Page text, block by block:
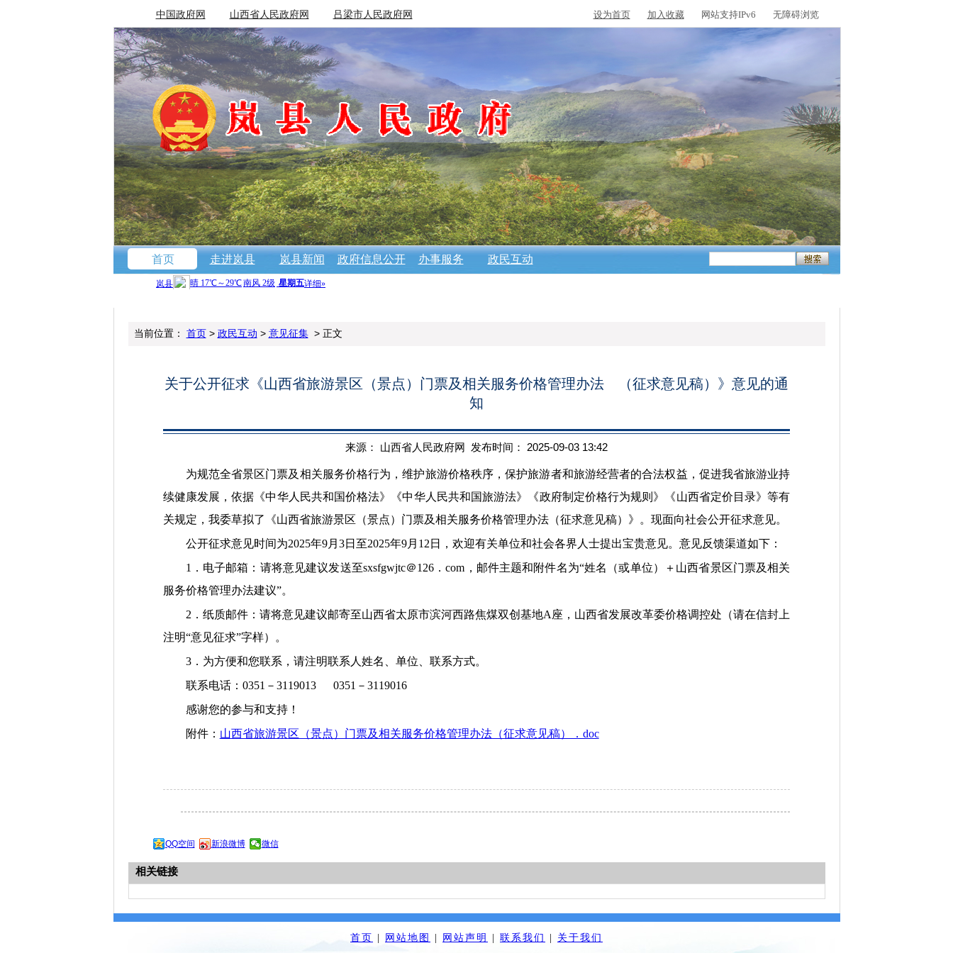
中国政府网 山西省人民政府网 吕梁市人民政府网 设为首页 加入收藏 网站支持IPv6 无障碍浏览
首页 走进岚县 岚县新闻 政府信息公开 办事服务 政民互动
当前位置： 首页> 政民互动 > 意见征集> 正文
关于公开征求《山西省旅游景区（景点）门票及相关服务价格管理办法 （征求意见稿）》意见的通
知
来源： 山西省人民政府网 发布时间： 2025-09-03 13:42
为规范全省景区门票及相关服务价格行为，维护旅游价格秩序，保护旅游者和旅游经营者的合法权益，促进我省旅游业持
续健康发展，依据《中华人民共和国价格法》《中华人民共和国旅游法》《政府制定价格行为规则》《山西省定价目录》等有
关规定，我委草拟了《山西省旅游景区（景点）门票及相关服务价格管理办法（征求意见稿）》。现面向社会公开征求意见。
公开征求意见时间为2025年9月3日至2025年9月12日，欢迎有关单位和社会各界人士提出宝贵意见。意见反馈渠道如下：
1．电子邮箱：请将意见建议发送至sxsfgwjtc＠126．com，邮件主题和附件名为“姓名（或单位）＋山西省景区门票及相关
服务价格管理办法建议”。
2．纸质邮件：请将意见建议邮寄至山西省太原市滨河西路焦煤双创基地A座，山西省发展改革委价格调控处（请在信封上
注明“意见征求”字样）。
3．为方便和您联系，请注明联系人姓名、单位、联系方式。
联系电话：0351－3119013 0351－3119016
感谢您的参与和支持！
附件： 山西省旅游景区（景点）门票及相关服务价格管理办法（征求意见稿）．doc
QQ空间 新浪微博 微信
相关链接
首页 网站地图 网站声明 联系我们 关于我们